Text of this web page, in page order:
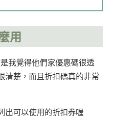
用
我覺得他們家優惠碼很透
清楚，而且折扣碼真的非常
出可以使用的折扣券喔